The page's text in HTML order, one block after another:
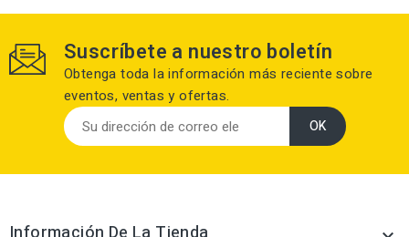
Suscríbete a nuestro boletín
Obtenga toda la información más reciente sobre
eventos, ventas y ofertas.